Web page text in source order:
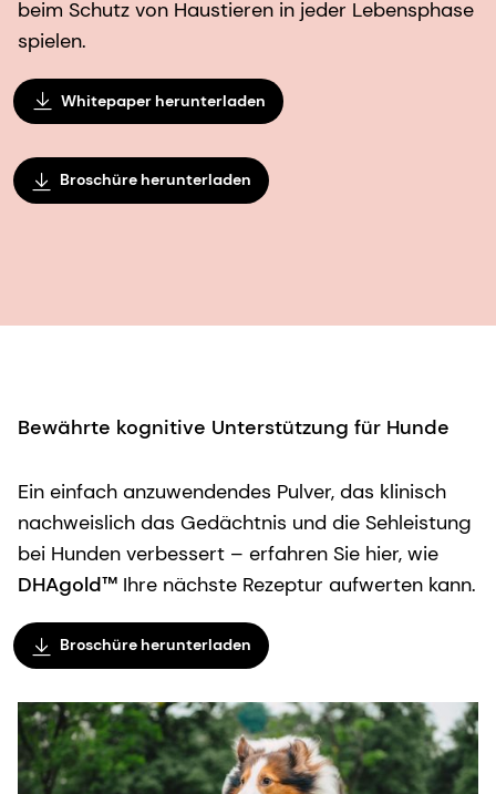
beim Schutz von Haustieren in jeder Lebensphase
spielen.
Whitepaper herunterladen
Broschüre herunterladen
Bewährte kognitive Unterstützung für Hunde
Ein einfach anzuwendendes Pulver, das klinisch
nachweislich das Gedächtnis und die Sehleistung
bei Hunden verbessert – erfahren Sie hier, wie
DHAgold™ Ihre nächste Rezeptur aufwerten kann.
Broschüre herunterladen